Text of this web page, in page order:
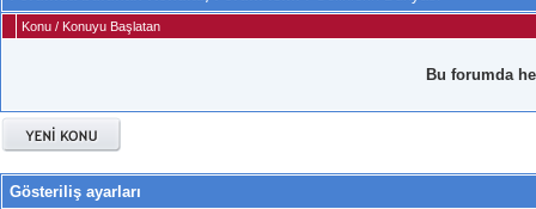
Konu / Konuyu Başlatan
Bu forumda
Gösteriliş ayarları